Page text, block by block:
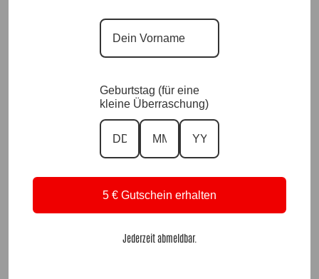
Geburtstag (für eine
kleine Überraschung)
5 € Gutschein erhalten
Jederzeit abmeldbar.